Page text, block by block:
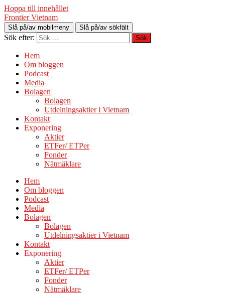
Hoppa till innehållet
Frontier Vietnam
Slå på/av mobilmeny Slå på/av sökfält
Sök efter:
Hem
Om bloggen
Podcast
Media
Bolagen
Bolagen
Utdelningsaktier i Vietnam
Kontakt
Exponering
Aktier
ETFer/ ETPer
Fonder
Nätmäklare
Hem
Om bloggen
Podcast
Media
Bolagen
Bolagen
Utdelningsaktier i Vietnam
Kontakt
Exponering
Aktier
ETFer/ ETPer
Fonder
Nätmäklare